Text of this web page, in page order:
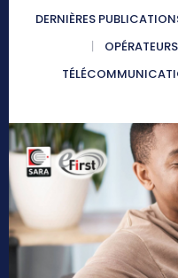
DERNIÈRES
OPÉRATEURS